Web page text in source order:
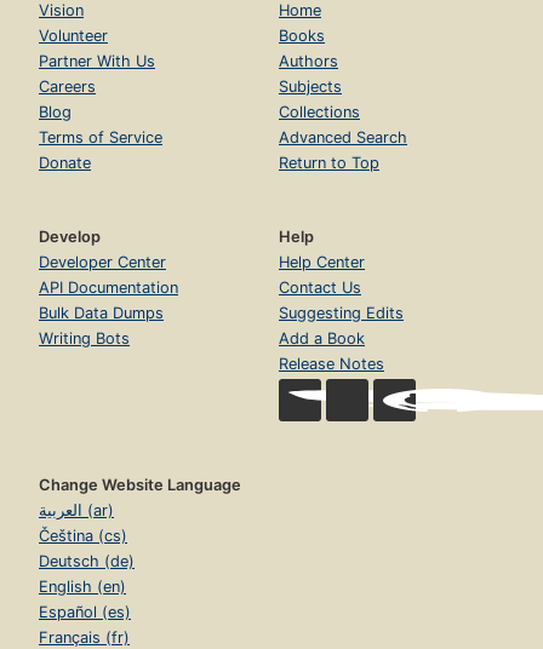
Vision
Volunteer
Partner With Us
Careers
Blog
Terms of Service
Donate
Home
Books
Authors
Subjects
Collections
Advanced Search
Return to Top
Develop
Developer Center
API Documentation
Bulk Data Dumps
Writing Bots
Help
Help Center
Contact Us
Suggesting Edits
Add a Book
Release Notes
Change Website Language
العربية (ar)
Čeština (cs)
Deutsch (de)
English (en)
Español (es)
Français (fr)